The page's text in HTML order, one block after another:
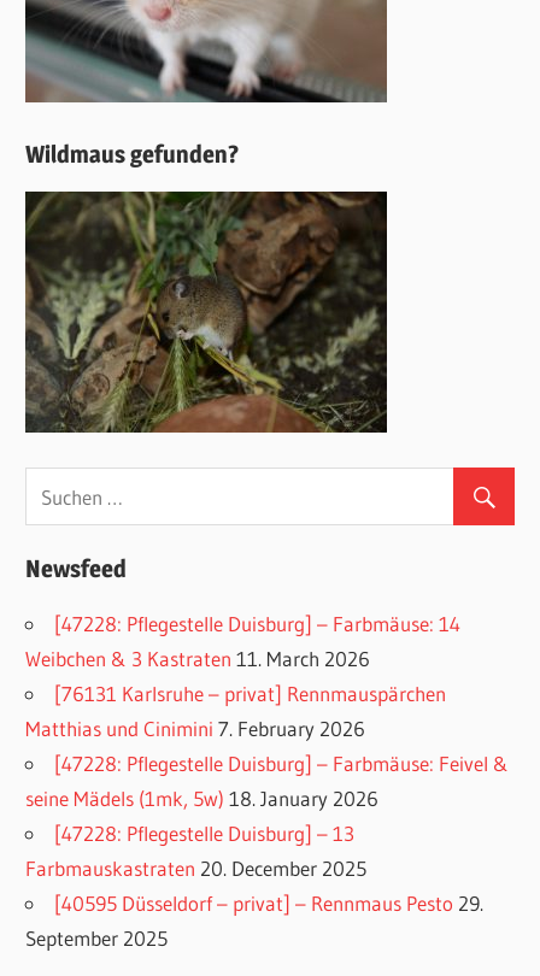
Wildmaus gefunden?
Newsfeed
[47228: Pflegestelle Duisburg] – Farbmäuse: 14
Weibchen & 3 Kastraten 11. March 2026
[76131 Karlsruhe – privat] Rennmauspärchen
Matthias und Cinimini 7. February 2026
[47228: Pflegestelle Duisburg] – Farbmäuse: Feivel &
seine Mädels (1mk, 5w) 18. January 2026
[47228: Pflegestelle Duisburg] – 13
Farbmauskastraten 20. December 2025
[40595 Düsseldorf – privat] – Rennmaus Pesto 29.
September 2025